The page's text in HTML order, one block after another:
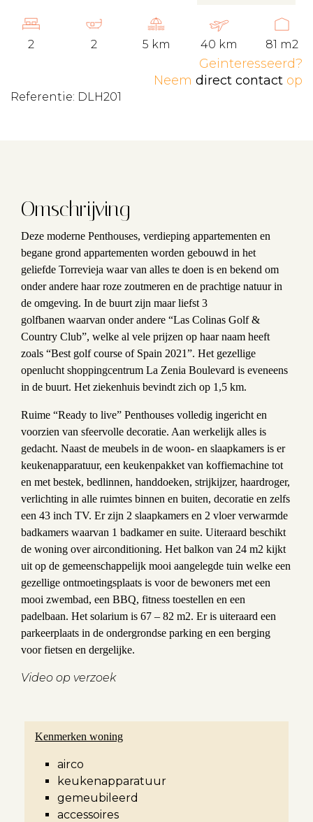
2 2 5 km 40 km 81 m2
Geinteresseerd?
Neem direct contact op
Referentie: DLH201
Omschrijving
Deze moderne Penthouses, verdieping appartementen en
begane grond appartementen worden gebouwd in het
geliefde Torrevieja waar van alles te doen is en bekend om
onder andere haar roze zoutmeren en de prachtige natuur in
de omgeving. In de buurt zijn maar liefst 3
golfbanen waarvan onder andere “Las Colinas Golf &
Country Club”, welke al vele prijzen op haar naam heeft
zoals “Best golf course of Spain 2021”. Het gezellige
openlucht shoppingcentrum La Zenia Boulevard is eveneens
in de buurt. Het ziekenhuis bevindt zich op 1,5 km.
Ruime “Ready to live” Penthouses volledig ingericht en
voorzien van sfeervolle decoratie. Aan werkelijk alles is
gedacht. Naast de meubels in de woon- en slaapkamers is er
keukenapparatuur, een keukenpakket van koffiemachine tot
en met bestek, bedlinnen, handdoeken, strijkijzer, haardroger,
verlichting in alle ruimtes binnen en buiten, decoratie en zelfs
een 43 inch TV. Er zijn 2 slaapkamers en 2 vloer verwarmde
badkamers waarvan 1 badkamer en suite. Uiteraard beschikt
de woning over airconditioning. Het balkon van 24 m2 kijkt
uit op de gemeenschappelijk mooi aangelegde tuin welke een
gezellige ontmoetingsplaats is voor de bewoners met een
mooi zwembad, een BBQ, fitness toestellen en een
padelbaan. Het solarium is 67 – 82 m2. Er is uiteraard een
parkeerplaats in de ondergrondse parking en een berging
voor fietsen en dergelijke.
Video op verzoek
Kenmerken woning
airco
keukenapparatuur
gemeubileerd
accessoires